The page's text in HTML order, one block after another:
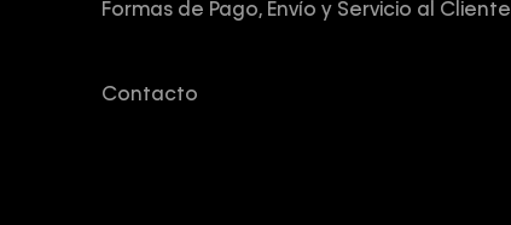
Formas de Pago, Envío y Servicio al Cliente
Contacto